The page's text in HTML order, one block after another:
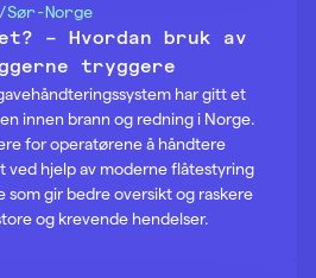
– Hvordan bruk av
tryggere
har gitt et
innen brann og redning i Norge.
for operatørene å håndtere
ved hjelp av moderne flåtestyring
som gir bedre oversikt og raskere
og krevende hendelser.
Sør-Norge